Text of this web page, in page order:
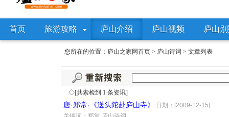
首页 旅游攻略 庐山介绍 庐山视频 庐山
您所在的位置： 庐山之家网首页 > 庐山诗词 > 文章列表
◇[共索检到 1 条资讯]
· 唐·郑常·《送头陀赴庐山寺》
日期：[2009-12-15]